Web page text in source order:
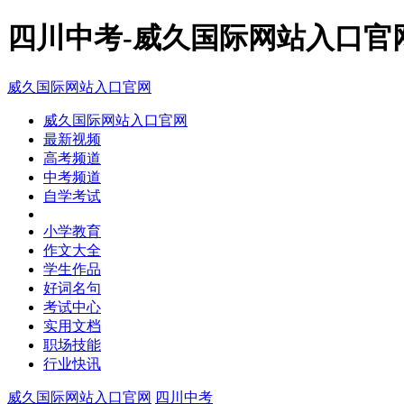
四川中考-威久国际网站入口官
威久国际网站入口官网
威久国际网站入口官网
最新视频
高考频道
中考频道
自学考试
小学教育
作文大全
学生作品
好词名句
考试中心
实用文档
职场技能
行业快讯
威久国际网站入口官网 四川中考